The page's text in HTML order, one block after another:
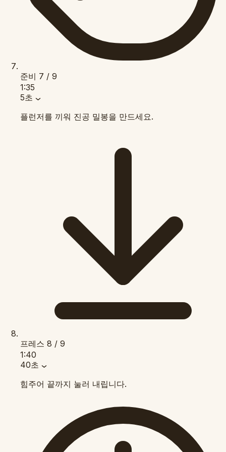
준비 7 / 9
1:35
5초
플런저를 끼워 진공 밀봉을 만드세요.
프레스 8 / 9
1:40
40초
힘주어 끝까지 눌러 내립니다.